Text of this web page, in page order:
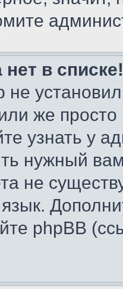
в списке!
не
же
узнать у
нужный
не
язык.
phpBB